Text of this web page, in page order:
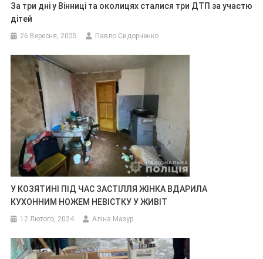
За три дні у Вінниці та околицях сталися три ДТП за участю
дітей
26 Вересня, 2025 Павло Сидорченко
У КОЗЯТИНІ ПІД ЧАС ЗАСТІЛЛЯ ЖІНКА ВДАРИЛА
КУХОННИМ НОЖЕМ НЕВІСТКУ У ЖИВІТ
12 Лютого, 2024 Аліна Мазур